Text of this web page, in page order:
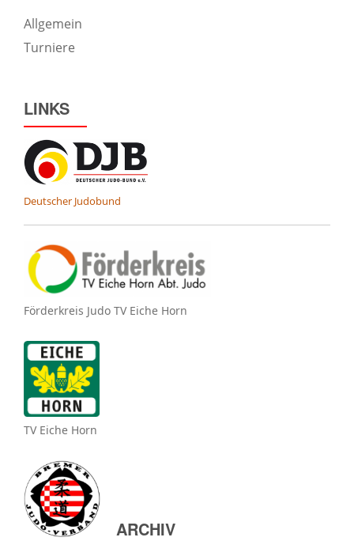
Allgemein
Turniere
LINKS
Deutscher Judobund
Förderkreis Judo TV Eiche Horn
TV Eiche Horn
ARCHIV